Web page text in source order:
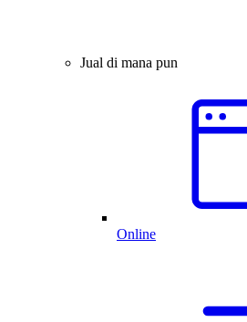
Jual di mana pun
Online